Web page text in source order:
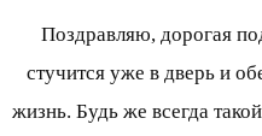
Поздравляю, дорогая
стучится уже в дверь и
жизнь. Будь же всегда